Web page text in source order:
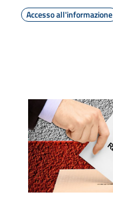
Accesso all'informazione